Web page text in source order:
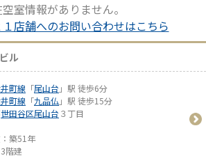
室情報がありません。
店舗へのお問い合わせはこちら
ル
町線 「尾山台 」駅 徒歩6分
町線 「九品仏 」駅 徒歩15分
世田谷区尾山台 ３丁目
築51年
階建